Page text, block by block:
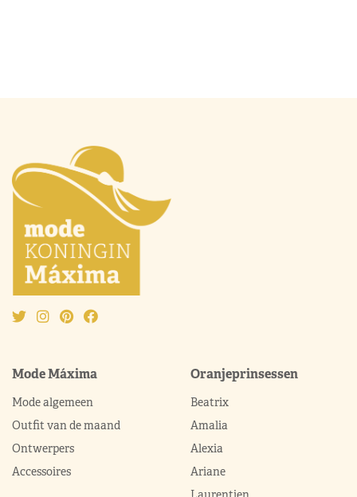
Mode Máxima
Mode algemeen
Outfit van de maand
Ontwerpers
Accessoires
Oranjeprinsessen
Beatrix
Amalia
Alexia
Ariane